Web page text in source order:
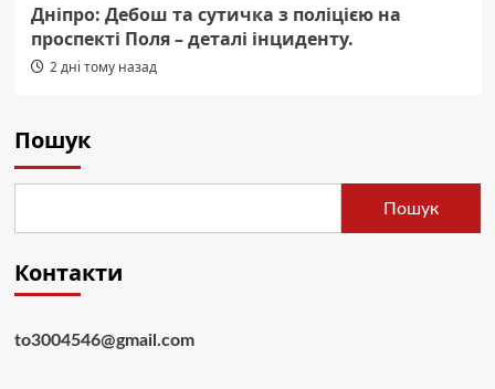
Дніпро: Дебош та сутичка з поліцією на
проспекті Поля – деталі інциденту.
2 дні тому назад
Пошук
Пошук
Контакти
to3004546@gmail.com